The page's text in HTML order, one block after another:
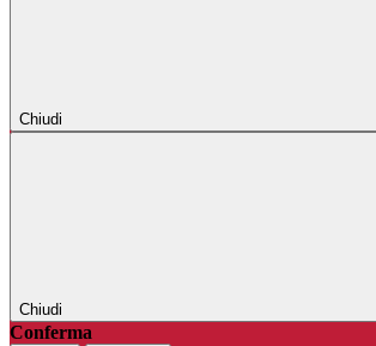
Chiudi
Chiudi
Conferma